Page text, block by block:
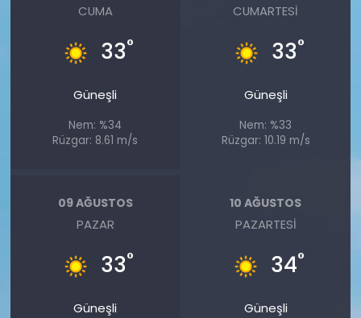
CUMA
33°
Güneşli
Nem: %34
Rüzgar: 8.61 m/s
CUMARTESI
33°
Güneşli
Nem: %33
Rüzgar: 10.19 m/s
09 AĞUSTOS
PAZAR
33°
Güneşli
10 AĞUSTOS
PAZARTESI
34°
Güneşli